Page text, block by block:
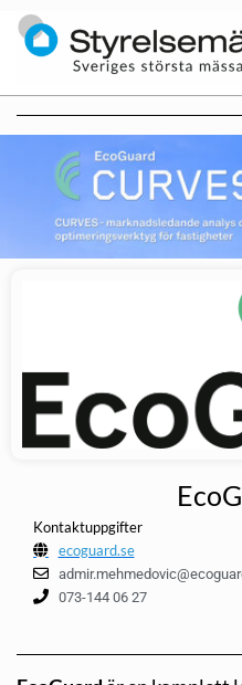
Kontaktuppgifter
ecoguard.se
073-144 06 27